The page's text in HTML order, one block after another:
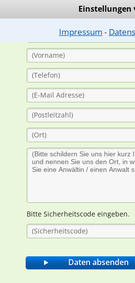
Einstellungen
Impressum ⁃
Bitte Sicherheitscode eingeben.